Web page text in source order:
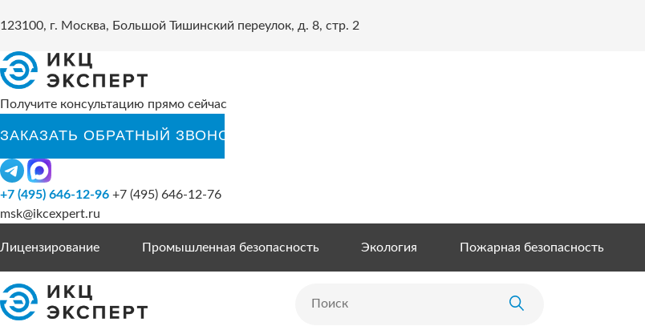
123100, г. Москва, Большой Тишинский переулок, д. 8, стр. 2
Получите консультацию прямо сейчас
+7 (495) 646-12-96 +7 (495) 646-12-76
msk@ikcexpert.ru
Лицензирование Промышленная безопасность Экология Пожарная безопасность